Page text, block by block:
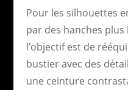
Pour les silhouettes
par des hanches plus
l’objectif est de
bustier avec des
une ceinture